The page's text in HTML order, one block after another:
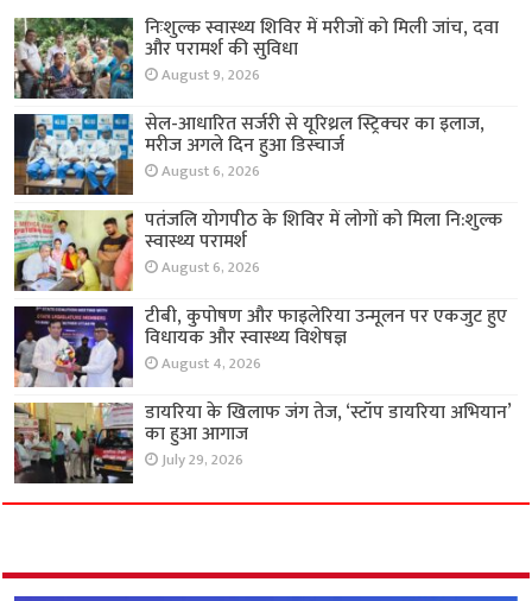
निःशुल्क स्वास्थ्य शिविर में मरीजों को मिली जांच, दवा
और परामर्श की सुविधा
August 9, 2026
सेल-आधारित सर्जरी से यूरिथ्रल स्ट्रिक्चर का इलाज,
मरीज अगले दिन हुआ डिस्चार्ज
August 6, 2026
पतंजलि योगपीठ के शिविर में लोगों को मिला नि:शुल्क
स्वास्थ्य परामर्श
August 6, 2026
टीबी, कुपोषण और फाइलेरिया उन्मूलन पर एकजुट हुए
विधायक और स्वास्थ्य विशेषज्ञ
August 4, 2026
डायरिया के खिलाफ जंग तेज, ‘स्टॉप डायरिया अभियान’
का हुआ आगाज
July 29, 2026